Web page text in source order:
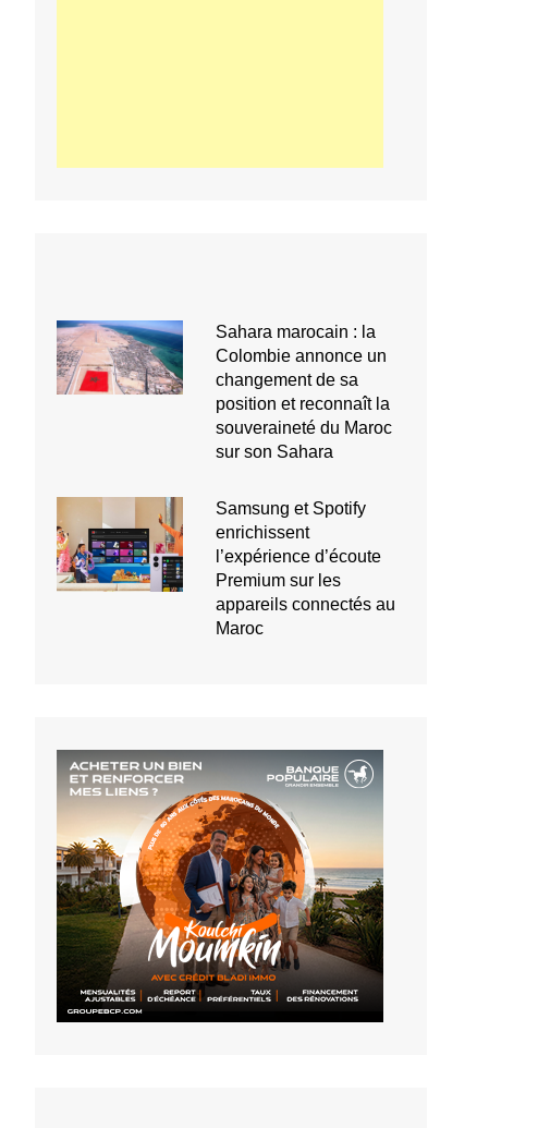
Sahara marocain : la
Colombie annonce un
changement de sa
position et reconnaît la
souveraineté du Maroc
sur son Sahara
Samsung et Spotify
enrichissent
l’expérience d’écoute
Premium sur les
appareils connectés au
Maroc